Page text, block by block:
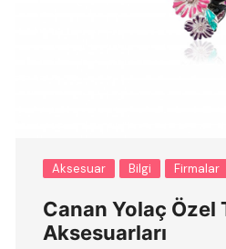
Aksesuar Bilgi Firmalar
Canan Yolaç Özel
Aksesuarları